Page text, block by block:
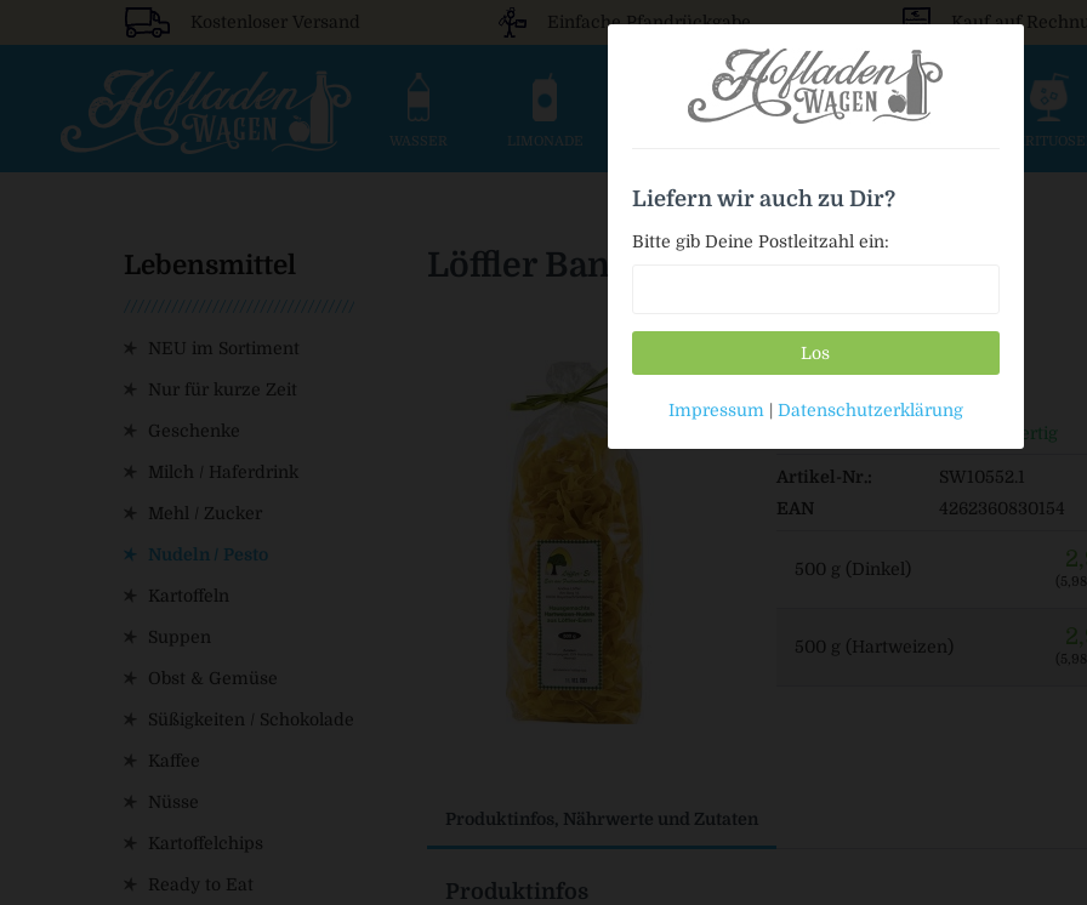
Kostenloser Versand Einfache Pfandrückgabe Kauf auf
WASSER LIMONADE
Lebensmittel
NEU im Sortiment
Nur für kurze Zeit
Geschenke
Milch / Haferdrink
Mehl / Zucker
Nudeln / Pesto
Kartoffeln
Suppen
Obst & Gemüse
Süßigkeiten / Schokolade
Kaffee
Nüsse
Kartoffelchips
Ready to Eat
Löffler Band-Nudeln
2,99 € *
Auf Lager / Sofort versandfertig
Artikel-Nr.:
SW10552.1
EAN
4262360830154
500 g (Dinkel)
500 g (Hartweizen)
Produktinfos, Nährwerte und Zutaten
Produktinfos
Liefern wir auch zu Dir?
Bitte gib Deine Postleitzahl ein:
Los
Impressum | Datenschutzerklärung